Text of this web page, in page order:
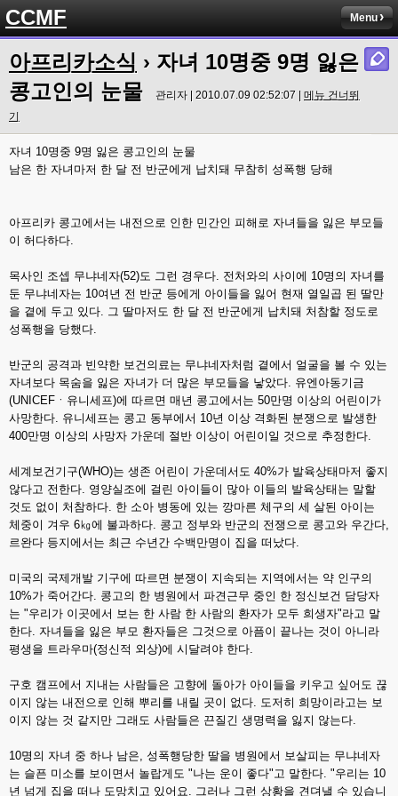
CCMF Menu
아프리카소식 › 자녀 10명중 9명 잃은
콩고인의 눈물
관리자 | 2010.07.09 02:52:07 | 메뉴 건너뛰
기
자녀 10명중 9명 잃은 콩고인의 눈물
남은 한 자녀마저 한 달 전 반군에게 납치돼 무참히 성폭행 당해
아프리카 콩고에서는 내전으로 인한 민간인 피해로 자녀들을 잃은 부모들
이 허다하다.
목사인 조셉 무냐네자(52)도 그런 경우다. 전처와의 사이에 10명의 자녀를
둔 무냐네자는 10여년 전 반군 등에게 아이들을 잃어 현재 열일곱 된 딸만
을 곁에 두고 있다. 그 딸마저도 한 달 전 반군에게 납치돼 처참할 정도로
성폭행을 당했다.
반군의 공격과 빈약한 보건의료는 무냐네자처럼 곁에서 얼굴을 볼 수 있는
자녀보다 목숨을 잃은 자녀가 더 많은 부모들을 낳았다. 유엔아동기금
(UNICEFㆍ유니세프)에 따르면 매년 콩고에서는 50만명 이상의 어린이가
사망한다. 유니세프는 콩고 동부에서 10년 이상 격화된 분쟁으로 발생한
400만명 이상의 사망자 가운데 절반 이상이 어린이일 것으로 추정한다.
세계보건기구(WHO)는 생존 어린이 가운데서도 40%가 발육상태마저 좋지
않다고 전한다. 영양실조에 걸린 아이들이 많아 이들의 발육상태는 말할
것도 없이 처참하다. 한 소아 병동에 있는 깡마른 체구의 세 살된 아이는
체중이 겨우 6㎏에 불과하다. 콩고 정부와 반군의 전쟁으로 콩고와 우간다,
르완다 등지에서는 최근 수년간 수백만명이 집을 떠났다.
미국의 국제개발 기구에 따르면 분쟁이 지속되는 지역에서는 약 인구의
10%가 죽어간다. 콩고의 한 병원에서 파견근무 중인 한 정신보건 담당자
는 "우리가 이곳에서 보는 한 사람 한 사람의 환자가 모두 희생자"라고 말
한다. 자녀들을 잃은 부모 환자들은 그것으로 아픔이 끝나는 것이 아니라
평생을 트라우마(정신적 외상)에 시달려야 한다.
구호 캠프에서 지내는 사람들은 고향에 돌아가 아이들을 키우고 싶어도 끊
이지 않는 내전으로 인해 뿌리를 내릴 곳이 없다. 도저히 희망이라고는 보
이지 않는 것 같지만 그래도 사람들은 끈질긴 생명력을 잃지 않는다.
10명의 자녀 중 하나 남은, 성폭행당한 딸을 병원에서 보살피는 무냐네자
는 슬픈 미소를 보이면서 놀랍게도 "나는 운이 좋다"고 말한다. "우리는 10
년 넘게 집을 떠나 도망치고 있어요. 그러나 그런 상황을 견뎌낼 수 있습니